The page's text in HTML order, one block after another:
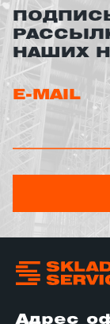
НАШИХ
E-MAIL
Адрес